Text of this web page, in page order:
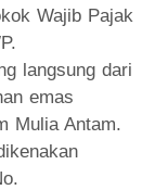
Wajib Pajak
langsung dari
emas
Mulia Antam.